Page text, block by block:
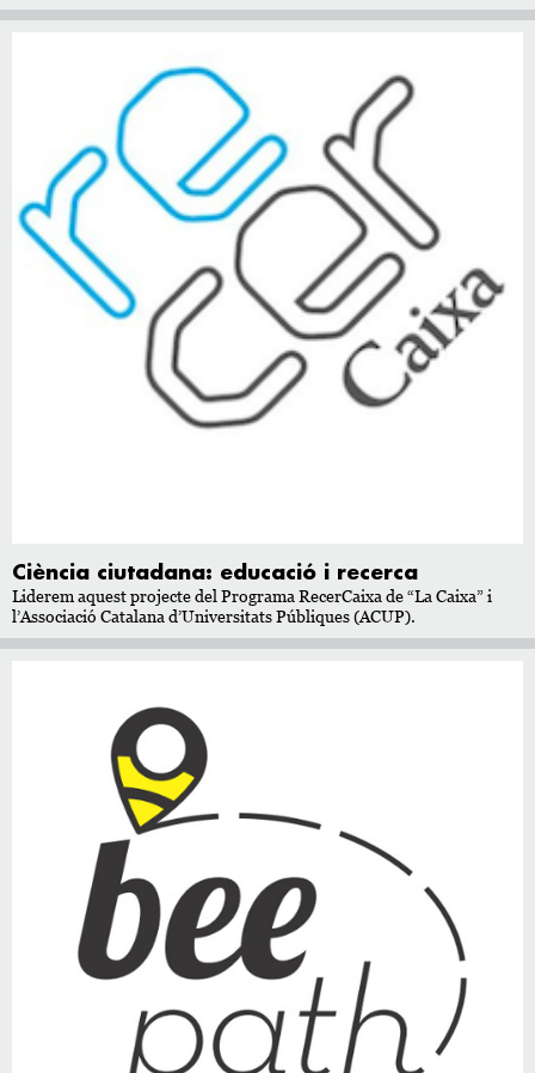
Ciència ciutadana: educació i recerca
Liderem aquest projecte del Programa RecerCaixa de “La Caixa” i
l’Associació Catalana d’Universitats Públiques (ACUP).